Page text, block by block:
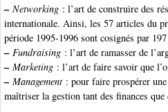
– Networking : l’art de construire des
internationale. Ainsi, les 57 articles du
période 1995-1996 sont cosignés par
– Fundraising : l’art de ramasser de
– Marketing : l’art de faire savoir que
– Management: pour faire prospérer
maîtriser la gestion tant des finances que